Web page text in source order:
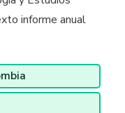
informe anual